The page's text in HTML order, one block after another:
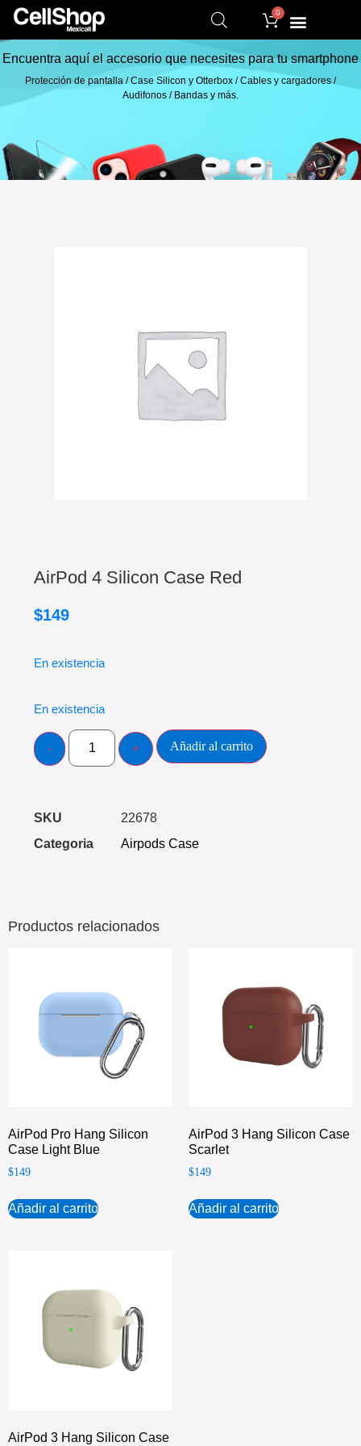
0
Encuentra aquí el accesorio que necesites para tu smartphone
Protección de pantalla / Case Silicon y Otterbox / Cables y cargadores /
Audifonos / Bandas y más.
AirPod 4 Silicon Case Red
$149
En existencia
En existencia
Añadir al carrito
SKU
22678
Categoria
Airpods Case
Productos relacionados
AirPod Pro Hang Silicon
Case Light Blue
$149
Añadir al carrito
AirPod 3 Hang Silicon Case
Scarlet
$149
Añadir al carrito
AirPod 3 Hang Silicon Case